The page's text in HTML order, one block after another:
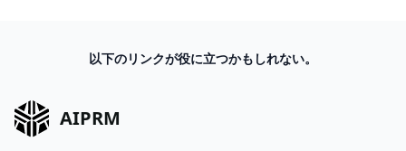
以下のリンクが役に立つかもしれない。
AIPRM